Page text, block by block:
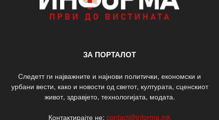
ЗА ПОРТАЛОТ
Следетт ги најважните и најнови политички, економски и
урбани вести, како и новости од светот, културата, сценскиот
живот, здравјето, технологијата, модата.
Контактирајте не: contact@informa.mk